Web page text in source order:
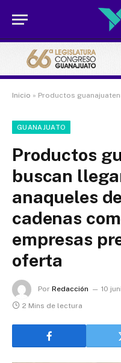
Inicio » Productos guanajuatenses buscan llegar a
GUANAJUATO
Productos
buscan
anaqueles
cadenas
empresas
oferta
Por Redacción 10
2 Mins de lectura